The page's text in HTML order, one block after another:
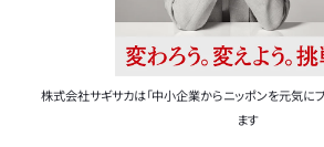
株式会社サギサカは「中小企業からニッポンを元気に
ます